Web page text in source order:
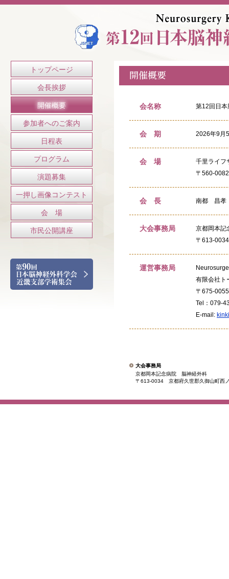
トップページ
会長挨拶
開催概要
参加者へのご案内
日程表
プログラム
演題募集
一押し画像コンテスト
会 場
市民公開講座
開催概要
会名称 第12回日本
会 期 2026年9月
会 場
千里ライフ
〒560-
会 長 南都 昌孝
大会事務局
京都岡本
〒613-
運営事務局
有限会社
〒675-
Tel：079-
E-mail:
大会事務局
京都岡本記念病院 脳神経外科
〒613-0034 京都府久世郡久御山町西